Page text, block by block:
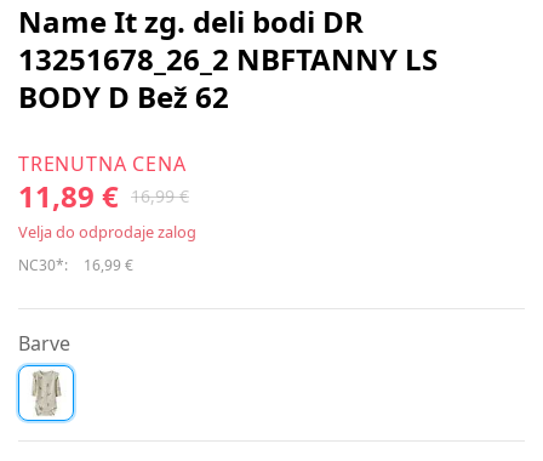
Name It zg. deli bodi DR
13251678_26_2 NBFTANNY LS
BODY D Bež 62
TRENUTNA CENA
11,89 € 16,99 €
Velja do odprodaje zalog
NC30*: 16,99 €
Barve